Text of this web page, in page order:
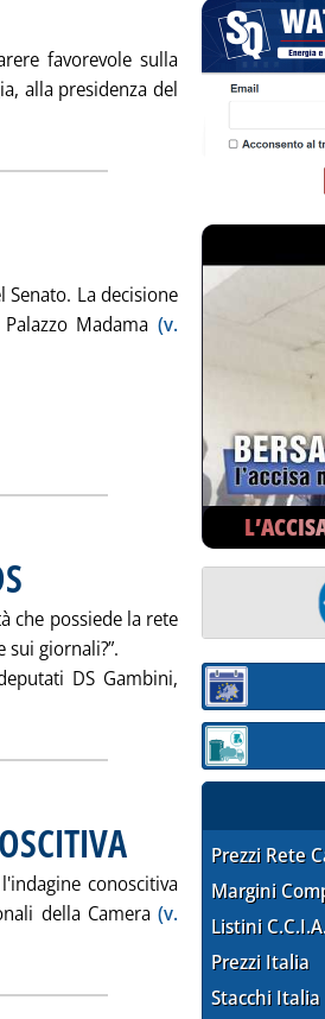
venerdì 28 maggio 2004 alle 15.27.
favorevole sulla
alla presidenza del
La decisione
Madama (v.
. Pubblicata martedì 25 maggio 2004 alle 15.16.
che possiede la rete
giornali?”.
DS Gambini,
'TERNA IN BORSA:
conoscitiva
della Camera (v.
PARTE INDAGINE
Sezione:
Sezione:
Prezzi Rete
Margini
Listini
Prezzi Italia
Stacchi Italia